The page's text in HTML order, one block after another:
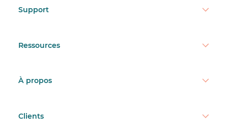
Support
Ressources
À propos
Clients